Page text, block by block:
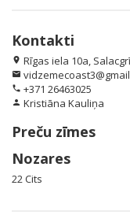
Kontakti
location_on Rīgas iela 10a,
email
phone +371 26463025
person Kristiāna Kauliņa
Preču zīmes
Nozares
22 Cits